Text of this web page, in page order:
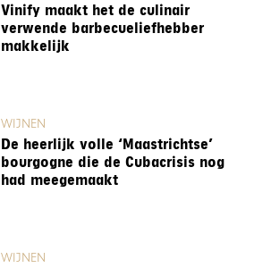
Vinify maakt het de culinair
verwende barbecueliefhebber
makkelijk
WIJNEN
De heerlijk volle ‘Maastrichtse’
bourgogne die de Cubacrisis nog
had meegemaakt
WIJNEN